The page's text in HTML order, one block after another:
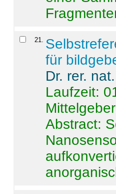
21
für
Dr. rer.
Laufzeit:
Abstract: